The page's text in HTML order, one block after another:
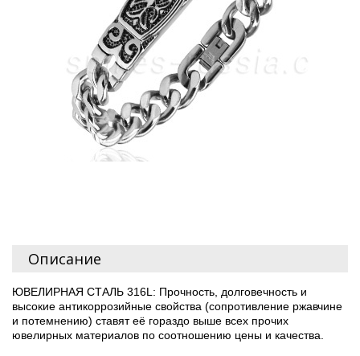
Описание
ЮВЕЛИРНАЯ СТАЛЬ 316L: Прочность, долговечность и
высокие антикоррозийные свойства (сопротивление ржавчине
и потемнению) ставят её гораздо выше всех прочих
ювелирных материалов по соотношению цены и качества.